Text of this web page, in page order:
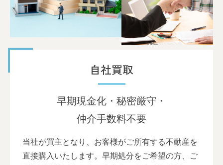
自社買取
早期現金化・秘密厳守・
仲介手数料不要
当社が買主となり、お客様がご所有する不動産を
直接購入いたします。早期処分をご希望の方、ご